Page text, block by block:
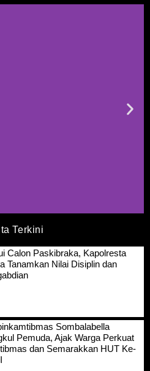
Terkini
Calon Paskibraka, Kapolresta
Tanamkan Nilai Disiplin dan
Sombalabella
Pemuda, Ajak Warga Perkuat
dan Semarakkan HUT Ke-